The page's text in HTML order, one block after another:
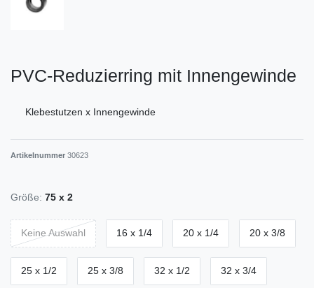
PVC-Reduzierring mit Innengewinde
Klebestutzen x Innengewinde
Artikelnummer 30623
Größe: 75 x 2
Keine Auswahl 16 x 1/4 20 x 1/4 20 x 3/8
25 x 1/2 25 x 3/8 32 x 1/2 32 x 3/4